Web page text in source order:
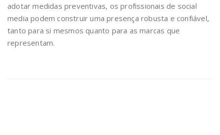
adotar medidas preventivas, os profissionais de social
media podem construir uma presença robusta e confiável,
tanto para si mesmos quanto para as marcas que
representam.